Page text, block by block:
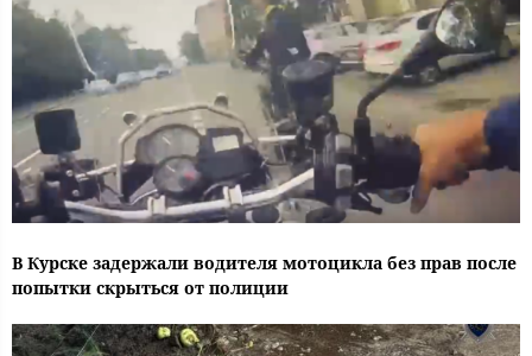
В Курске задержали водителя мотоцикла без прав после
попытки скрыться от полиции